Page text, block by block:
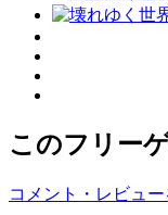
このフリー
コメント・レビュ